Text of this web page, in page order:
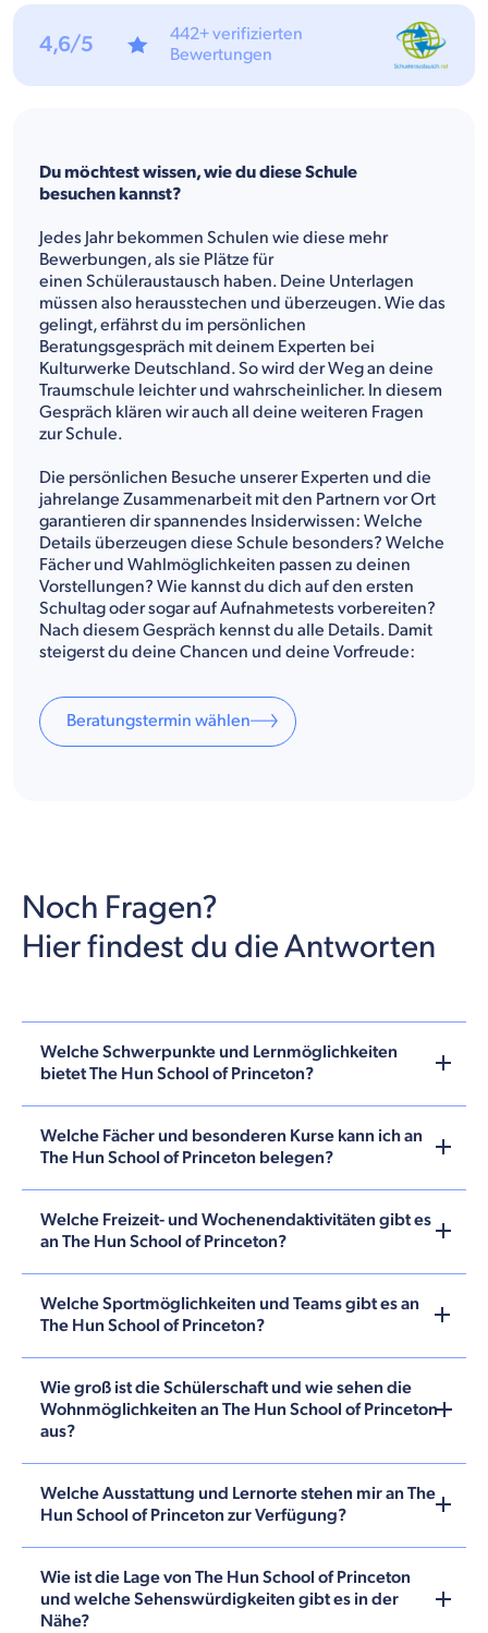
Du möchtest wissen, wie du diese Schule
besuchen kannst?
Jedes Jahr bekommen Schulen wie diese mehr
Bewerbungen, als sie Plätze für
einen Schüleraustausch haben. Deine Unterlagen
müssen also herausstechen und überzeugen. Wie das
gelingt, erfährst du im persönlichen
Beratungsgespräch mit deinem Experten bei
Kulturwerke Deutschland. So wird der Weg an deine
Traumschule leichter und wahrscheinlicher. In diesem
Gespräch klären wir auch all deine weiteren Fragen
zur Schule.
Die persönlichen Besuche unserer Experten und die
jahrelange Zusammenarbeit mit den Partnern vor Ort
garantieren dir spannendes Insiderwissen: Welche
Details überzeugen diese Schule besonders? Welche
Fächer und Wahlmöglichkeiten passen zu deinen
Vorstellungen? Wie kannst du dich auf den ersten
Schultag oder sogar auf Aufnahmetests vorbereiten?
Nach diesem Gespräch kennst du alle Details. Damit
steigerst du deine Chancen und deine Vorfreude:
Beratungstermin wählen
4,6/5
442+ verifizierten
Bewertungen
Noch Fragen?
Hier findest du die Antworten
Welche Schwerpunkte und Lernmöglichkeiten
bietet The Hun School of Princeton?
Welche Fächer und besonderen Kurse kann ich an
The Hun School of Princeton belegen?
Welche Freizeit- und Wochenendaktivitäten gibt es
an The Hun School of Princeton?
Welche Sportmöglichkeiten und Teams gibt es an
The Hun School of Princeton?
Wie groß ist die Schülerschaft und wie sehen die
Wohnmöglichkeiten an The Hun School of Princeton
aus?
Welche Ausstattung und Lernorte stehen mir an The
Hun School of Princeton zur Verfügung?
Wie ist die Lage von The Hun School of Princeton
und welche Sehenswürdigkeiten gibt es in der
Nähe?